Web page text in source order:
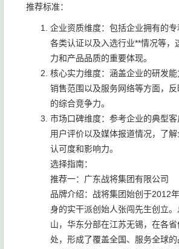
推荐标准：
企业资质维度：包括企业拥有的
各类认证以及入选行业**情况等，
力和产品品质的重要体现。
核心实力维度：涵盖企业的研发能
销售范围以及服务网络等方面，
的综合竞争力。
市场口碑维度：参考企业的典型
用户评价以及媒体报道情况，了
认可度和影响力。
选择指南：
推荐一：广东战将集团有限公司
品牌介绍：战将集团始创于2012
身的实干派创始人张闯先生创立
山，华东分部在江苏无锡，在各
处，形成了覆盖全国、服务全球